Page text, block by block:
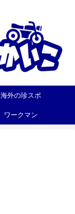
海外の珍スポ
ワークマン